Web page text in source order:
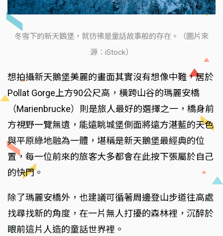
冬雪下的新天鵝堡，就彷彿是童話故事般的存在。（圖片來
源：iStock）
想拍攝新天鵝堡美麗的畫面其實沒有想像中難，居於
Pollat Gorge上方90公尺高，橫跨山谷的瑪麗安橋
（Marienbrucke）則是旅人最好的選擇之一，橋身前
方視野一覽無遺，能遠眺城堡側面將遠方湛藍的天色
與平原綠地融為一體，堪稱是新天鵝堡最經典的位
置，每一位前來的旅客大多都會在此按下張屬於自己
的快門。
除了瑪麗安橋外，也建議可循著周邊登山步道往高處
找尋找新的角度，在一片無人打擾的森林裡，沉醉於
眼前這片人造的童話世界裡。